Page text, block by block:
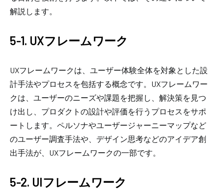
解説します。
5-1. UXフレームワーク
UXフレームワークは、ユーザー体験全体を対象とした設
計手法やプロセスを包括する概念です。UXフレームワー
クは、ユーザーのニーズや課題を把握し、解決策を見つ
け出し、プロダクトの設計や評価を行うプロセスをサポ
ートします。ペルソナやユーザージャーニーマップなど
のユーザー調査手法や、デザイン思考などのアイデア創
出手法が、UXフレームワークの一部です。
5-2. UIフレームワーク